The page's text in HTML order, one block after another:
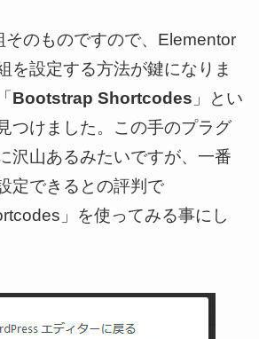
そのものですので、Elementor
を設定する方法が鍵になりま
Bootstrap Shortcodes 」とい
つけました。この手のプラグ
沢山あるみたいですが、一番
定できるとの評判で
」を使ってみる事にし